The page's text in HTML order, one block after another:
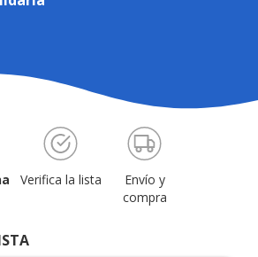
Verifica la lista
Envío y
compra